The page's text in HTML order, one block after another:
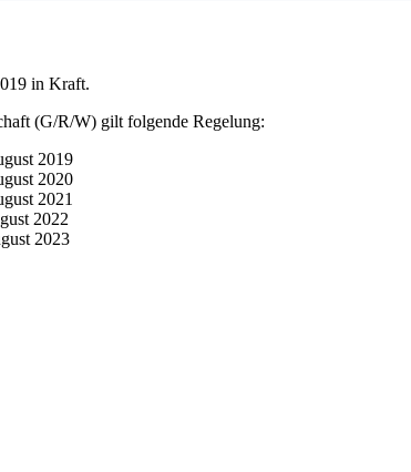
in Kraft.
(G/R/W) gilt folgende Regelung:
2019
2022
2023